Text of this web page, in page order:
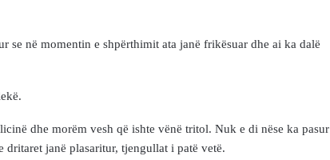
në momentin e shpërthimit ata janë frikësuar dhe ai ka dalë
dhe morëm vesh që ishte vënë tritol. Nuk e di nëse ka pasur
janë plasaritur, tjengullat i patë vetë.